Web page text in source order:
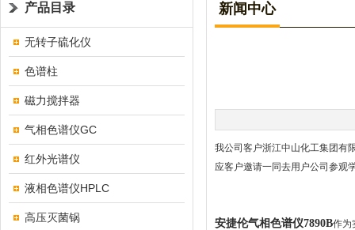
产品目录
无转子硫化仪
色谱柱
磁力搅拌器
气相色谱仪GC
红外光谱仪
液相色谱仪HPLC
高压灭菌锅
新闻中心
我公司客户浙江中山化工集团有
应客户邀请一同去用户公司参观
安捷伦气相色谱仪7890B作为